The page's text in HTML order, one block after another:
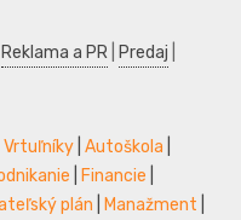
Reklama a PR Predaj
Vrtuľníky Autoškola
Financie
plán Manažment